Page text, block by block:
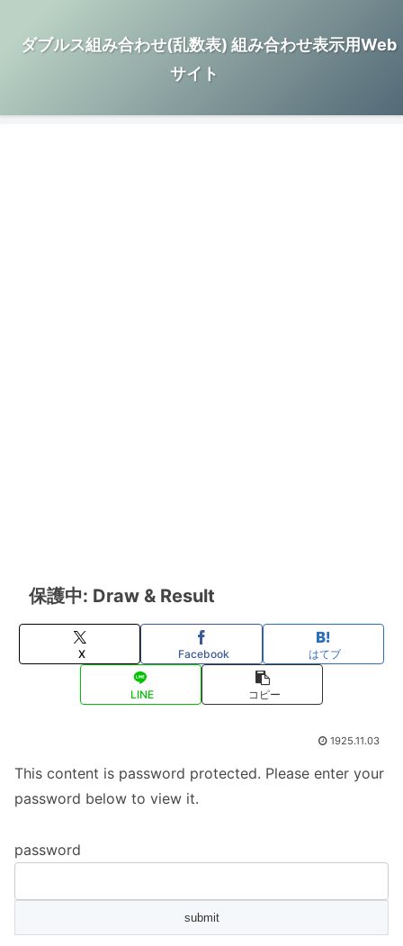
ダブルス組み合わせ(乱数表) 組み合わせ表示用Web
サイト
保護中: Draw & Result
X Facebook はてブ
LINE コピー
1925.11.03
This content is password protected. Please enter your
password below to view it.
password